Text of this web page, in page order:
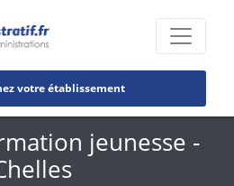
votre établissement
jeunesse -